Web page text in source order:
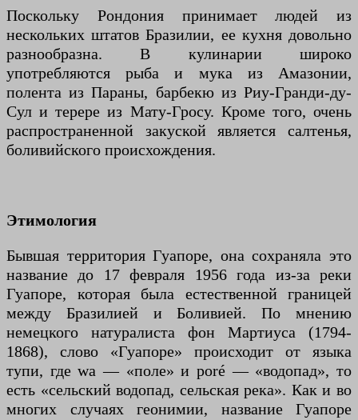
Поскольку Рондония принимает людей из
нескольких штатов Бразилии, ее кухня довольно
разнообразна. В кулинарии широко
употребляются рыба и мука из Амазонии,
полента из Параны, барбекю из Риу-Гранди-ду-
Сул и терере из Мату-Гросу. Кроме того, очень
распространенной закуской является салтенья,
боливийского происхождения.
Этимология
Бывшая территория Гуапоре, она сохраняла это
название до 17 февраля 1956 года из-за реки
Гуапоре, которая была естественной границей
между Бразилией и Боливией. По мнению
немецкого натуралиста фон Мартиуса (1794-
1868), слово «Гуапоре» происходит от языка
тупи, где wa — «поле» и poré — «водопад», то
есть «сельский водопад, сельская река». Как и во
многих случаях геонимии, название Гуапоре